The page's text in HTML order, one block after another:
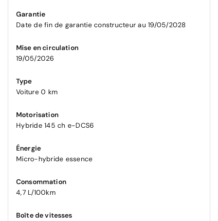
Garantie
Date de fin de garantie constructeur au 19/05/2028
Mise en circulation
19/05/2026
Type
Voiture 0 km
Motorisation
Hybride 145 ch e-DCS6
Énergie
Micro-hybride essence
Consommation
4,7 L/100km
Boîte de vitesses